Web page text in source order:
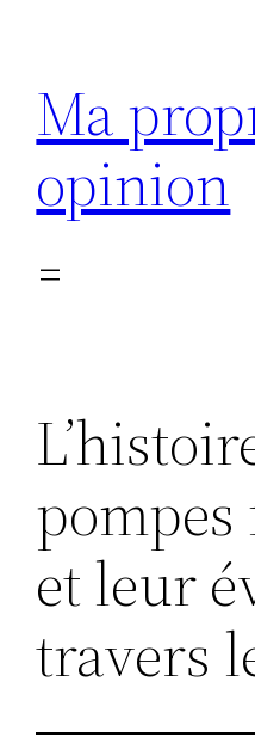
contenu
Ma
opinion
et leur
travers